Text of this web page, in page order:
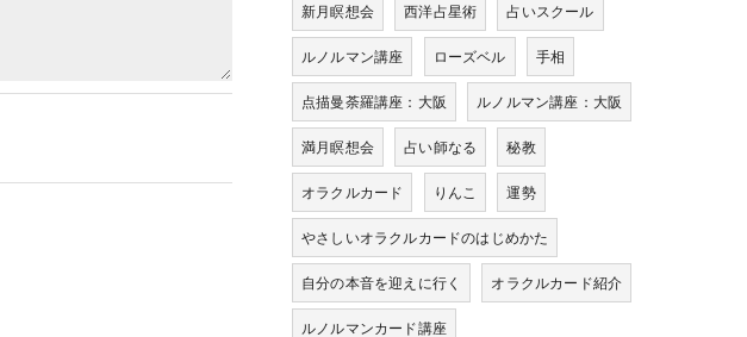
新月瞑想会 西洋占星術 占いスクール
ルノルマン講座 ローズベル 手相
点描曼荼羅講座：大阪 ルノルマン講座：大阪
満月瞑想会 占い師なる 秘教
オラクルカード りんこ 運勢
やさしいオラクルカードのはじめかた
自分の本音を迎えに行く オラクルカード紹介
ルノルマンカード講座